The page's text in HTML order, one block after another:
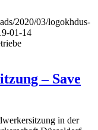
2020/03/logokhdus-
01-14
– Save
in der